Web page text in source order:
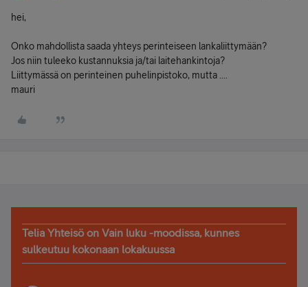
hei,
Onko mahdollista saada yhteys perinteiseen lankaliittymään?
Jos niin tuleeko kustannuksia ja/tai laitehankintoja?
Liittymässä on perinteinen puhelinpistoko, mutta ....
mauri
Telia Yhteisö on Vain luku -moodissa, kunnes
sulkeutuu kokonaan lokakuussa